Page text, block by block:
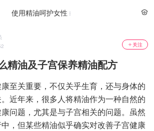
使用精油呵护女性
关注
精油及子宫保养精油配方
至关重要，不仅关乎生育，还与身体的
近年来，很多人将精油作为一种自然的
问题，尤其是与子宫相关的问题。虽然
，但某些精油似乎确实对改善子宫健康